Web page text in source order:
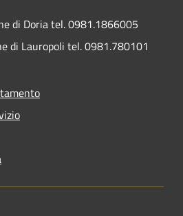
di Doria tel. 0981.1866005
di Lauropoli tel. 0981.780101